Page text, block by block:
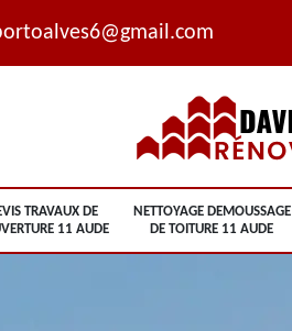
TRAVAUX DE
11 AUDE
NETTOYAGE DEMOUSSAGE
DE TOITURE 11 AUDE